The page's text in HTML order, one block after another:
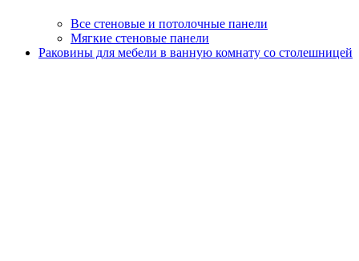
Все стеновые и потолочные панели
Мягкие стеновые панели
Раковины для мебели в ванную комнату со столешницей